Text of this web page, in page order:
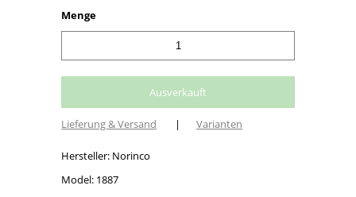
Menge
Lieferung & Versand | Varianten
Hersteller: Norinco
Model: 1887